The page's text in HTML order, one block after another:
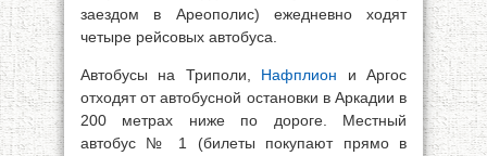
заездом в Ареополис) ежедневно ходят
четыре рейсовых автобуса.
Автобусы на Триполи, Нафплион и Аргос
отходят от автобусной остановки в Аркадии в
200 метрах ниже по дороге. Местный
автобус № 1 (билеты покупают прямо в